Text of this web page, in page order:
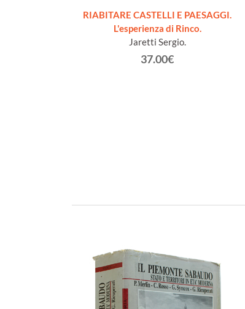
RIABITARE CASTELLI E PAESAGGI.
L'esperienza di Rinco.
Jaretti Sergio.
37.00€